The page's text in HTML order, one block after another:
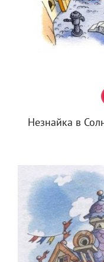
Незнайка в